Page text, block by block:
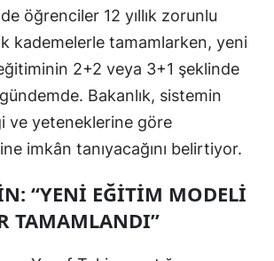
Hatay
Isparta
Mersin
İstanbul
İzmir
Kars
Kastamonu
öğrenciler 12 yıllık zorunlu
kademelerle tamamlarken, yeni
2+2 veya 3+1 şeklinde
Bakanlık, sistemin
ve yeteneklerine göre
imkân tanıyacağını belirtiyor.
“YENI EĞITIM MODELI
TAMAMLANDI”